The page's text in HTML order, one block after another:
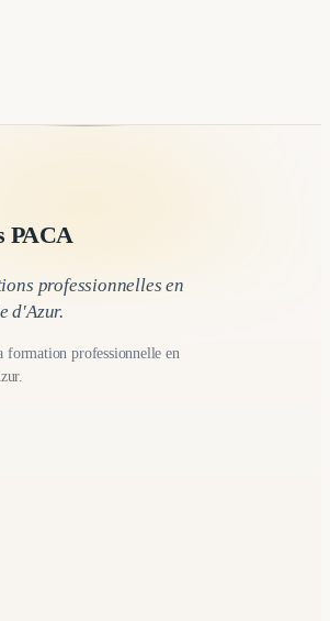
PACA
professionnelles en
d'Azur.
formation professionnelle en